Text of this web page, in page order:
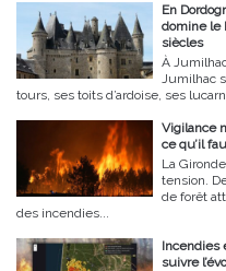
En
domine le
siècles
À
Jumilhac
tours, ses toits d’ardoise, ses
Vigilance
ce qu’il
La
tension.
de forêt
des incendies...
Incendies
suivre